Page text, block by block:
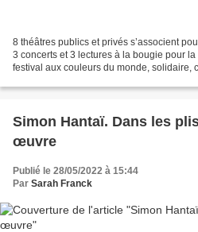
8 théâtres publics et privés s’associent
3 concerts et 3 lectures à la bougie pour
festival aux couleurs du monde, solidaire,
Simon Hantaï. Dans les
œuvre
Publié le 28/05/2022 à 15:44
Par Sarah Franck